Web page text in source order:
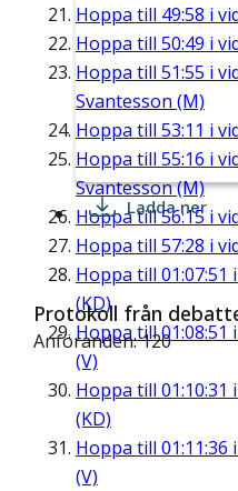
Hoppa till 49:58 i
Hoppa till 50:49 i
Hoppa till 51:55 i
Svantesson (M)
Hoppa till 53:11 i
Hoppa till 55:16 i
Svantesson (M)
Hoppa till56:15 i
Hoppa till 57:28 i
Hoppa till 01:07:51
(KD)
Hoppa till01:08:51
(V)
Hoppa till 01:10:31
(KD)
Hoppa till 01:11:36
(V)
Ladda ner
Protokoll från
Anföranden: 120